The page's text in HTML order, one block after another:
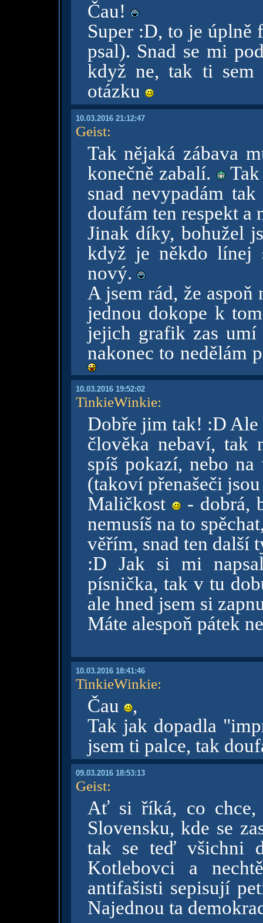
Čau!
Super :D, to je úplně
psal). Snad se mi
když ne, tak ti sem
otázku
10.03.2016 21:12:47
Geist:
Tak nějaká zábava
konečně zabalí.
Tak
snad nevypadám
doufám ten respekt
Jinak díky, bohužel
když je někdo línej
nový.
A jsem rád, že
jednou dokope k
jejich grafik zas umí
nakonec to nedělám
10.03.2016 19:52:02
TinkieWinkie:
Dobře jim tak! :D Ale
člověka nebaví, tak
spíš pokazí, nebo na
(takoví přenašeči
Maličkost
- dobrá,
nemusíš na to
věřím, snad ten další
:D Jak si mi
písnička, tak v tu
ale hned jsem si
Máte alespoň pátek
10.03.2016 18:41:46
TinkieWinkie:
Čau
,
Tak jak dopadla
jsem ti palce, tak
09.03.2016 18:53:13
Geist:
Ať si říká, co chce,
Slovensku, kde se
tak se teď všichni
Kotlebovci a
antifašisti sepisují
Najednou ta